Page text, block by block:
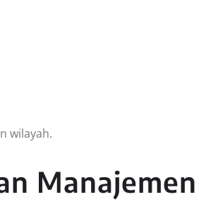
wilayah.
Manajemen